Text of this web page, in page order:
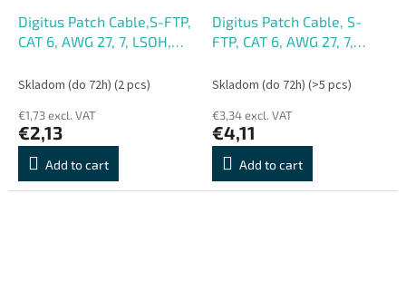
Digitus Patch Cable,S-FTP,
CAT 6, AWG 27, 7, LSOH,
Skladom (do 72h) (2 pcs)
€1,73 excl. VAT
€2,13
Add to cart
Digitus Patch Cable, S-
FTP, CAT 6, AWG 27, 7,
Skladom (do 72h) (>5 pcs)
€3,34 excl. VAT
€4,11
Add to cart